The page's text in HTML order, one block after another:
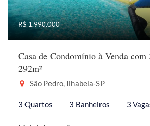
R$ 1.990.000
Casa de Condomínio à Venda com
292m²
São Pedro, Ilhabela-SP
3 Quartos 3 Banheiros 3